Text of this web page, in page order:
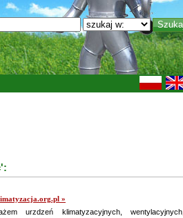
»
urzdzeń klimatyzacyjnych, wentylacyjnych,